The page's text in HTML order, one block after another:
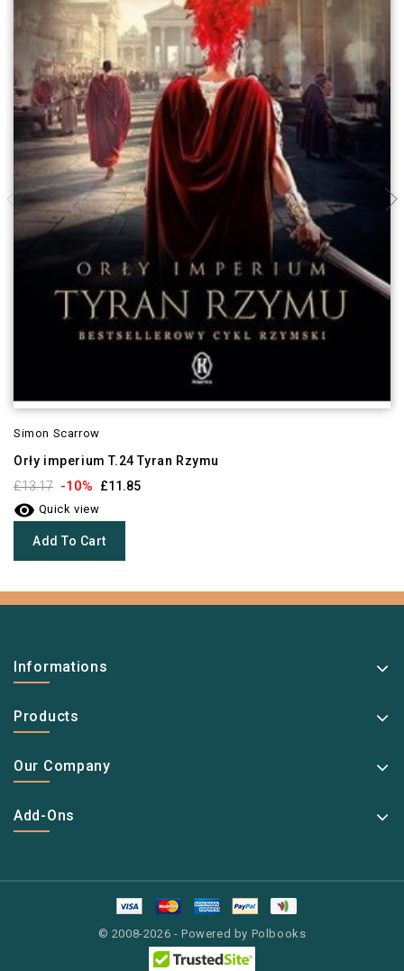
Simon Scarrow
Orły imperium T.24 Tyran Rzymu
£13.17 -10% £11.85
 Quick view
Add To Cart
Informations
Products
Our Company
Add-Ons
© 2008-2026 - Powered by Polbooks